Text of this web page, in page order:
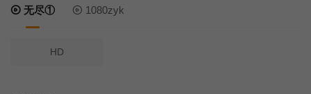
无尽① 1080zyk
HD